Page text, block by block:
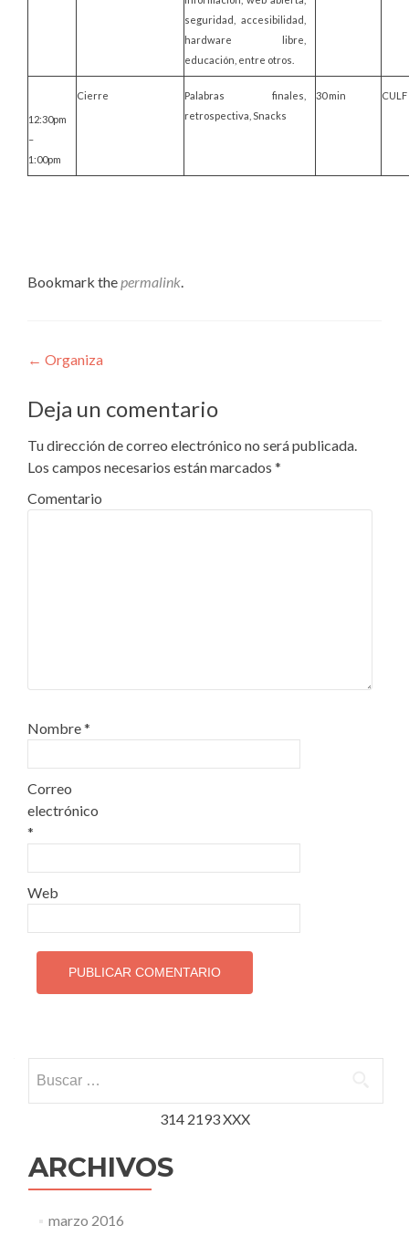
seguridad, accesibilidad,
hardware libre,
educación, entre otros.
12:30pm
–
1:00pm
Cierre
Palabras finales,
retrospectiva, Snacks
30 min CULF
Bookmark thepermalink.
Navegacion de entrada
← Organiza
Deja un comentario
Tu dirección de correo electrónico no será publicada.
Los campos necesarios están marcados *
Comentario
Nombre*
Correo
electrónico
*
Web
314 2193 XXX
ARCHIVOS
marzo 2016